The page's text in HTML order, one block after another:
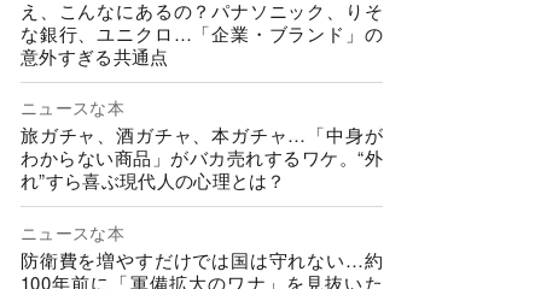
え、こんなにあるの？パナソニック、りそ
な銀行、ユニクロ…「企業・ブランド」の
意外すぎる共通点
ニュースな本
旅ガチャ、酒ガチャ、本ガチャ…「中身が
わからない商品」がバカ売れするワケ。“外
れ”すら喜ぶ現代人の心理とは？
ニュースな本
防衛費を増やすだけでは国は守れない…約
100年前に「軍備拡大のワナ」を見抜いた